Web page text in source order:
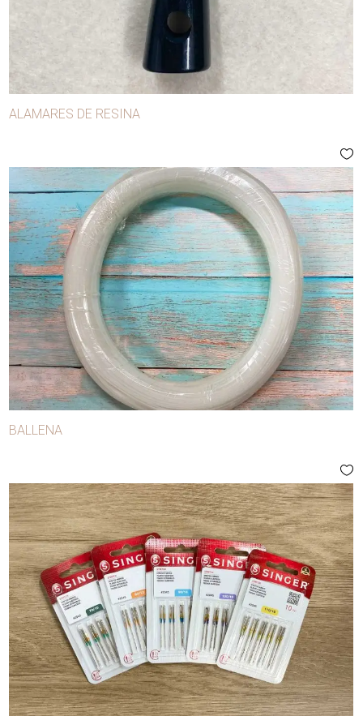
ALAMARES DE RESINA
BALLENA